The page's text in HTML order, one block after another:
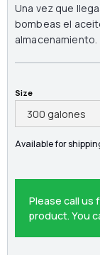
Una vez que
bombeas el
almacenamiento.
Size
Available for
Please call us
product. You